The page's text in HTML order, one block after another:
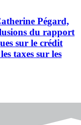
Pégard,
du rapport
sur le crédit
taxes sur les